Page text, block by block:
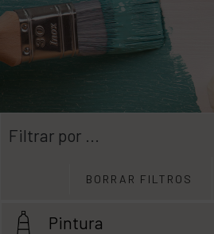
Filtrar por ...
BORRAR FILTROS
Pintura